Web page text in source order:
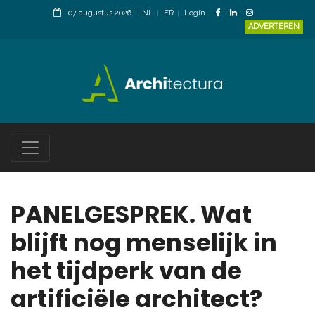
07 augustus 2026 NL FR
Login
ADVERTEREN
PANELGESPREK. Wat
blijft nog menselijk in
het tijdperk van de
artificiële architect?